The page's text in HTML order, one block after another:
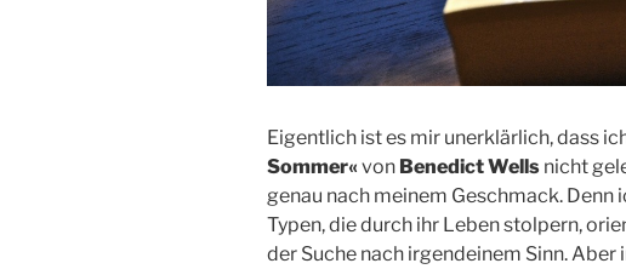
Eigentlich ist es mir unerklärlich, dass
Sommer« von Benedict Wells nicht
genau nach meinem Geschmack. Denn
Typen, die durch ihr Leben stolpern,
der Suche nach irgendeinem Sinn.